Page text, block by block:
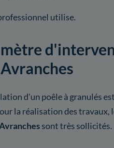
utilise.
d'un poêle à granulés
la réalisation des travaux,
sont très sollicités.